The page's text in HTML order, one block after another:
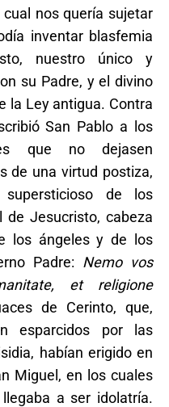
nos quería sujetar
inventar blasfemia
nuestro único y
su Padre, y el divino
la Ley antigua. Contra
San Pablo a los
que no dejasen
de una virtud postiza,
de los
de Jesucristo, cabeza
los ángeles y de los
Padre: Nemo vos
et religione
de Cerinto, que,
esparcidos por las
habían erigido en
Miguel, en los cuales
a ser idolatría.